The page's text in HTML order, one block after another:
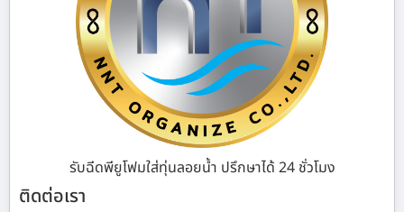
รับฉีดพียูโฟมใส่ทุ่นลอยน้ำ ปรึกษาได้ 24 ชั่วโมง
ติดต่อเรา